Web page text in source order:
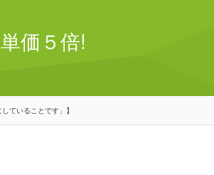
価５倍!
ていることです」】